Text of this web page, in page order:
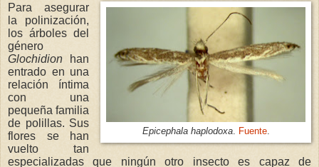
Epicephala haplodoxa. Fuente.
Para asegurar
la polinización,
los árboles del
género
Glochidion han
entrado en una
relación íntima
con una
pequeña familia
de polillas. Sus
flores se han
vuelto tan
especializadas que ningún otro insecto es capaz de